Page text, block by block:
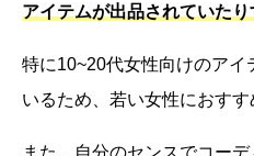
アイテムが出品されていたり
特に10~20代女性向けのアイ
いるため、若い女性におすす
また、自分のセンスでコー